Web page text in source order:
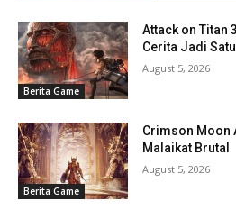
Berita Game
Attack on Titan
Cerita Jadi Satu
August 5, 2026
Berita Game
Crimson Moon
Malaikat Brutal
August 5, 2026